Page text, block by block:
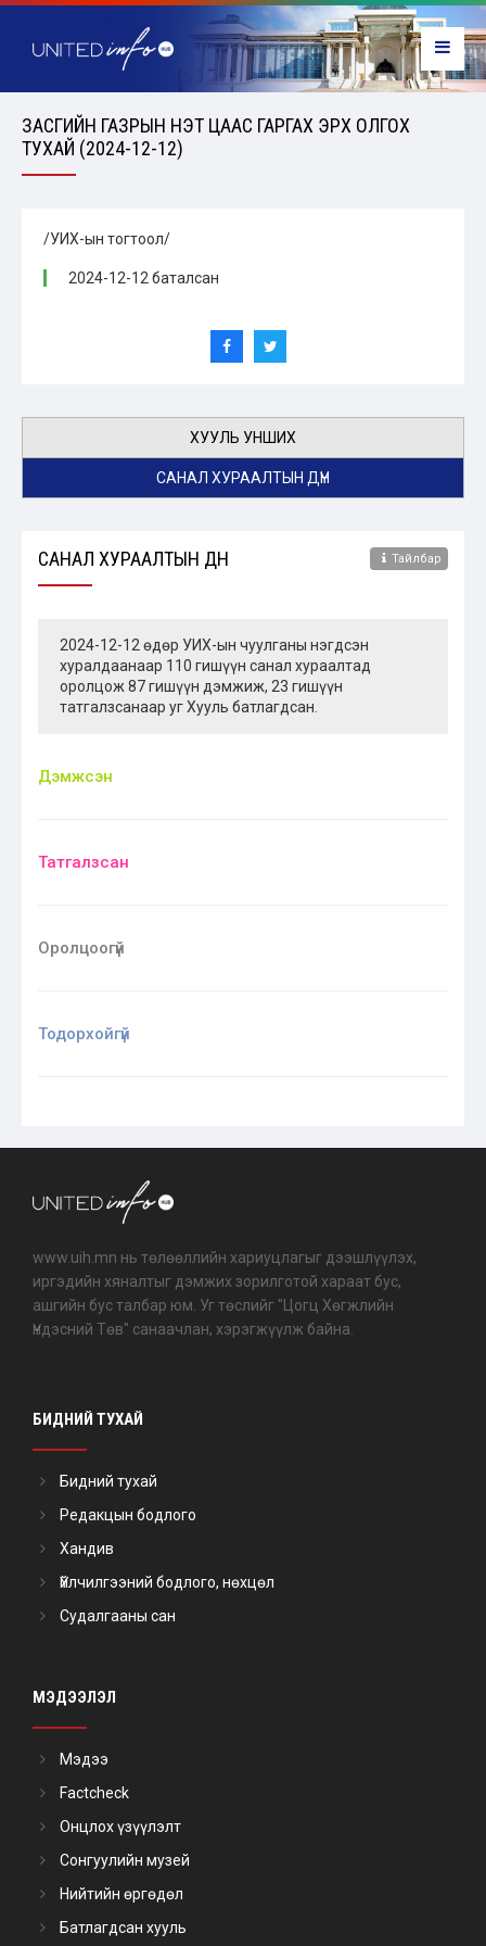
ЗАСГИЙН ГАЗРЫН ҮНЭТ ЦААС ГАРГАХ ЭРХ ОЛГОХ
ТУХАЙ (2024-12-12)
/УИХ-ын тогтоол/
2024-12-12 баталсан
ХУУЛЬ УНШИХ
САНАЛ ХУРААЛТЫН ДҮН
САНАЛ ХУРААЛТЫН ДҮН Тайлбар
2024-12-12 өдөр УИХ-ын чуулганы нэгдсэн
хуралдаанаар 110 гишүүн санал хураалтад
оролцож 87 гишүүн дэмжиж, 23 гишүүн
татгалзсанаар уг Хууль батлагдсан.
Дэмжсэн
Татгалзсан
Оролцоогүй
Тодорхойгүй
www.uih.mn нь төлөөллийн хариуцлагыг дээшлүүлэх,
иргэдийн хяналтыг дэмжих зорилготой хараат бус,
ашгийн бус талбар юм. Уг төслийг "Цогц Хөгжлийн
Үндэсний Төв" санаачлан, хэрэгжүүлж байна.
БИДНИЙ ТУХАЙ
Бидний тухай
Редакцын бодлого
Хандив
Үйлчилгээний бодлого, нөхцөл
Судалгааны сан
МЭДЭЭЛЭЛ
Мэдээ
Factcheck
Онцлох үзүүлэлт
Сонгуулийн музей
Нийтийн өргөдөл
Батлагдсан хууль